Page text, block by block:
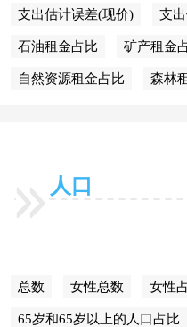
支出估计误差(现价) 支
石油租金占比 矿产租金
自然资源租金占比 森林
人口
总数 女性总数 女性
65岁和65岁以上的人口占比